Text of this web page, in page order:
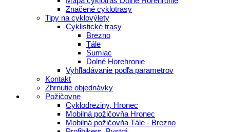
Značené cyklotrasy
Tipy na cyklovýlety
Cyklistické trasy
Brezno
Tále
Šumiac
Dolné Horehronie
Vyhľladávanie podľa parametrov
Kontakt
Zhrnutie objednávky
Požičovne
Cyklodreziny, Hronec
Mobilná požičovňa Hronec
Mobilná požičovňa Tále - Brezno